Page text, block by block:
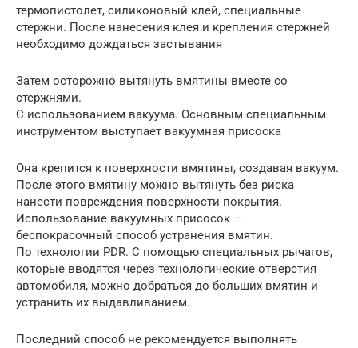
термопистолет, силиконовый клей, специальные
стержни. После нанесения клея и крепления стержней
необходимо дождаться застывания
Затем осторожно вытянуть вмятины вместе со
стержнями.
С использованием вакуума. Основным специальным
инструментом выступает вакуумная присоска
Она крепится к поверхности вмятины, создавая вакуум.
После этого вмятину можно вытянуть без риска
нанести повреждения поверхности покрытия.
Использование вакуумных присосок —
беспокрасочный способ устранения вмятин.
По технологии PDR. С помощью специальных рычагов,
которые вводятся через технологические отверстия
автомобиля, можно добраться до больших вмятин и
устранить их выдавливанием.
Последний способ не рекомендуется выполнять